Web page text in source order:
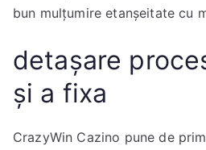
bun mulțumire etanșeitate cu
detașare
și a fixa
CrazyWin Cazino pune de